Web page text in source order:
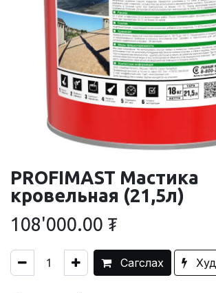
PROFIMAST Мастика
кровельная (21,5л)
108'000.00 ₮
Сагслах